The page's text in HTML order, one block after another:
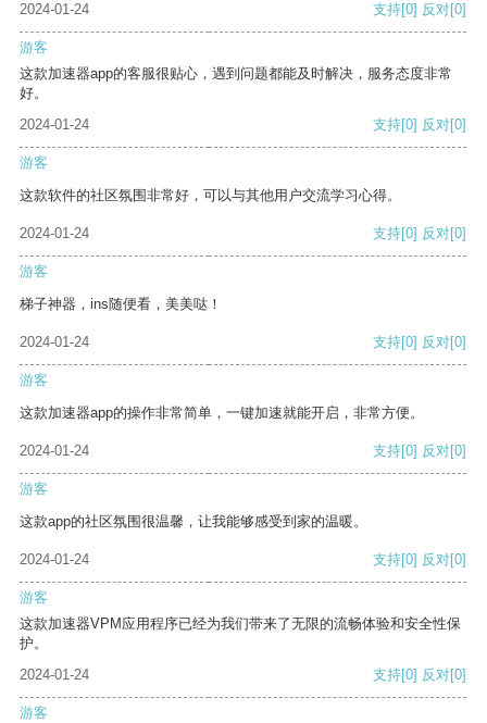
2024-01-24 支持[0] 反对[0]
游客
这款加速器app的客服很贴心，遇到问题都能及时解决，服务态度非常
好。
2024-01-24
支持[0] 反对[0]
游客
这款软件的社区氛围非常好，可以与其他用户交流学习心得。
2024-01-24 支持[0] 反对[0]
游客
梯子神器，ins随便看，美美哒！
2024-01-24 支持[0] 反对[0]
游客
这款加速器app的操作非常简单，一键加速就能开启，非常方便。
2024-01-24 支持[0] 反对[0]
游客
这款app的社区氛围很温馨，让我能够感受到家的温暖。
2024-01-24 支持[0] 反对[0]
游客
这款加速器VPM应用程序已经为我们带来了无限的流畅体验和安全性保
护。
2024-01-24
支持[0] 反对[0]
游客